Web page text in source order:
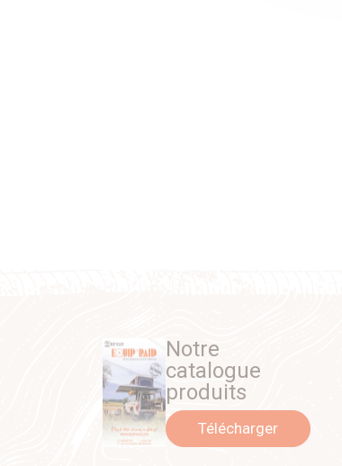
Notre
catalogue
produits
Télécharger